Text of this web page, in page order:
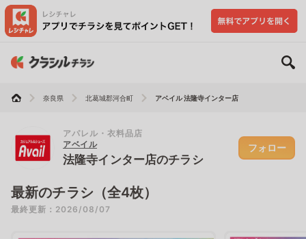
奈良県 北葛城郡河合町 アベイル 法隆寺インター店
アパレル・衣料品店
アベイル
法隆寺インター店のチラシ
フォロー
最新のチラシ（全4枚）
最終更新：2026/08/07